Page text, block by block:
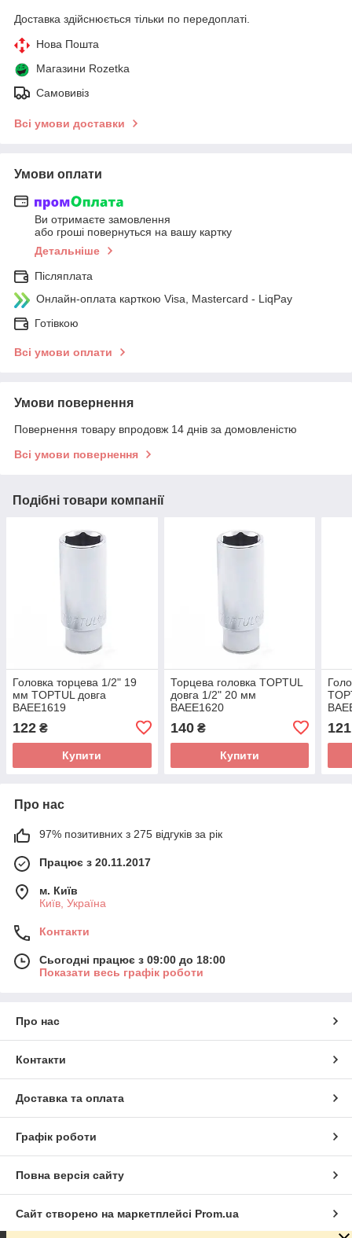
Доставка здійснюється тільки по передоплаті.
Нова Пошта
Магазини Rozetka
Самовивіз
Всі умови доставки
Умови оплати
Ви отримаєте замовлення
або гроші повернуться на вашу картку
Детальніше
Післяплата
Онлайн-оплата карткою Visa, Mastercard - LiqPay
Готівкою
Всі умови оплати
Умови повернення
Повернення товару впродовж 14 днів за домовленістю
Всі умови повернення
Подібні товари компанії
Головка торцева 1/2" 19
мм TOPTUL довга
BAEE1619
122 ₴
Купити
Торцева головка TOPTUL
довга 1/2" 20 мм
BAEE1620
140₴
Купити
121
Про нас
97% позитивних з 275 відгуків за рік
Працює з 20.11.2017
м. Київ
Київ, Україна
Контакти
Сьогодні працює з 09:00 до 18:00
Показати весь графік роботи
Про нас
Контакти
Доставка та оплата
Графік роботи
Повна версія сайту
Сайт створено на маркетплейсі Prom.ua